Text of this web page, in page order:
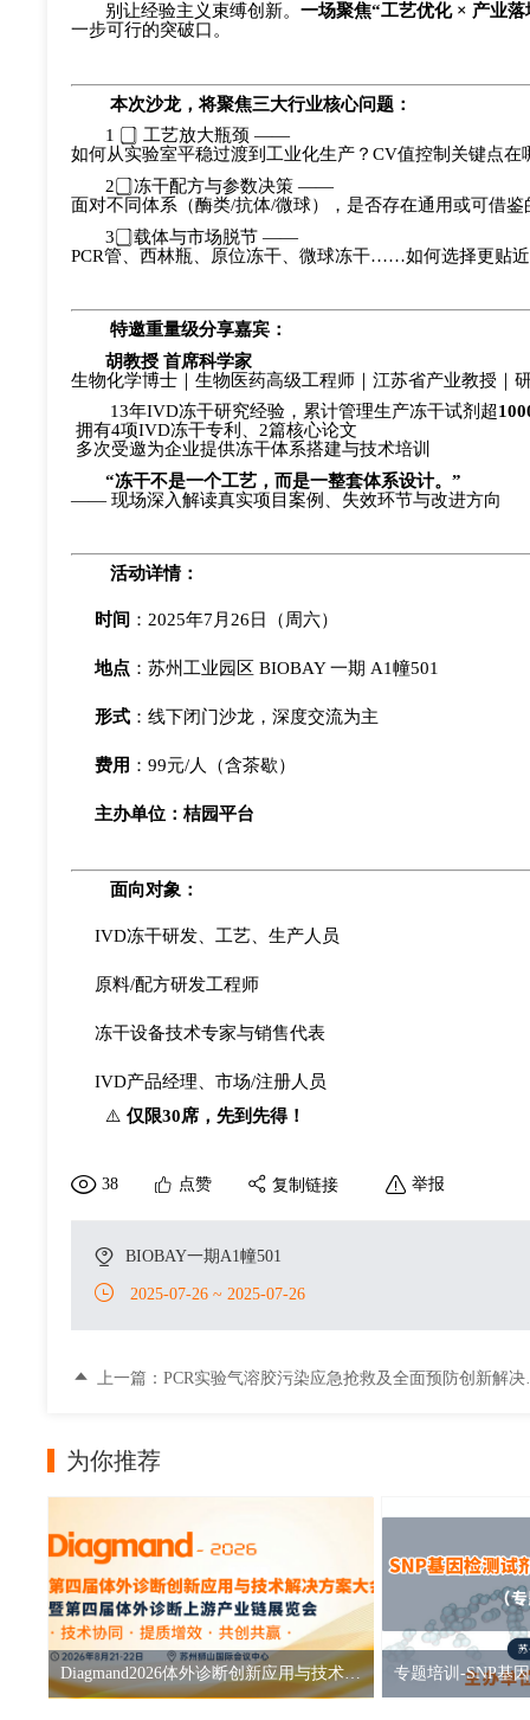
别让经验主义束缚创新。一场聚焦“工艺优化 × 产业
一步可行的突破口。
本次沙龙，将聚焦三大行业核心问题：
1️⃣工艺放大瓶颈 ——
如何从实验室平稳过渡到工业化生产？ CV值控制关键点在
2️ 冻干配方与参数决策 ——
面对不同体系（酶类/抗体/微球），是否存在通用或可借鉴
3️ 载体与市场脱节 ——
PCR管、西林瓶、原位冻干、微球冻干……如何选择更贴
特邀重量级分享嘉宾：
胡教授 首席科学家
生物化学博士｜生物医药高级工程师｜江苏省产业教授｜
13年IVD冻干研究经验，累计管理生产冻干试剂超
拥有4项IVD冻干专利、2篇核心论文
多次受邀为企业提供冻干体系搭建与技术培训
“冻干不是一个工艺，而是一整套体系设计。”
—— 现场深入解读真实项目案例、失效环节与改进方向
活动详情：
时间 ： 2025年7月26日（周六）
地点 ：苏州工业园区 BIOBAY 一期 A1幢501
形式 ：线下闭门沙龙，深度交流为主
费用 ： 99元/人（含茶歇）
主办单位： 桔园平台
面向对象：
IVD冻干研发、工艺、生产人员
原料/配方研发工程师
冻干设备技术专家与销售代表
IVD产品经理、市场/注册人员
⚠️ 仅限30席，先到先得！
38 点赞 复制链接 举报
BIOBAY一期A1幢501
2025-07-26 ~ 2025-07-26
上一篇：PCR实验气溶胶污染应急抢救及全面预防创新解决
为你推荐
Diagmand2026体外诊断创新应用与技术解决方案大会